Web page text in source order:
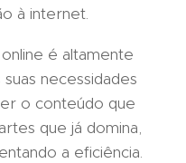
à internet.
é altamente
necessidades
o conteúdo que
que já domina,
a eficiência.